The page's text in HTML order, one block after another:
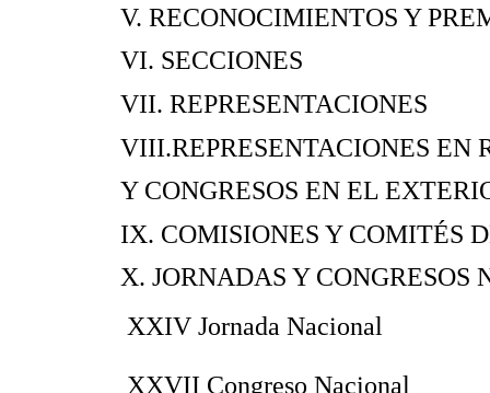
V.
VI.
VII.
VIII.REPRESENTACIONES EN
Y CONGRESOS
IX. COMISIONES Y
X. JORNADAS Y
 XXIV Jornada
 XXVII